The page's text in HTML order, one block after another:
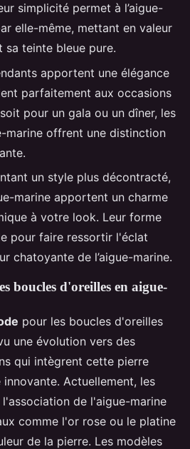
simplicité permet à l’aigue-
elle-même, mettant en valeur
sa teinte bleue pure.
apportent une élégance
parfaitement aux occasions
pour un gala ou un dîner, les
marine offrent une distinction
un style plus décontracté,
marine apportent un charme
à votre look. Leur forme
pour faire ressortir l'éclat
chatoyante de l’aigue-marine.
boucles d'oreilles en aigue-
pour les boucles d'oreilles
une évolution vers des
qui intègrent cette pierre
Actuellement, les
de l'aigue-marine
comme l'or rose ou le platine
de la pierre. Les modèles